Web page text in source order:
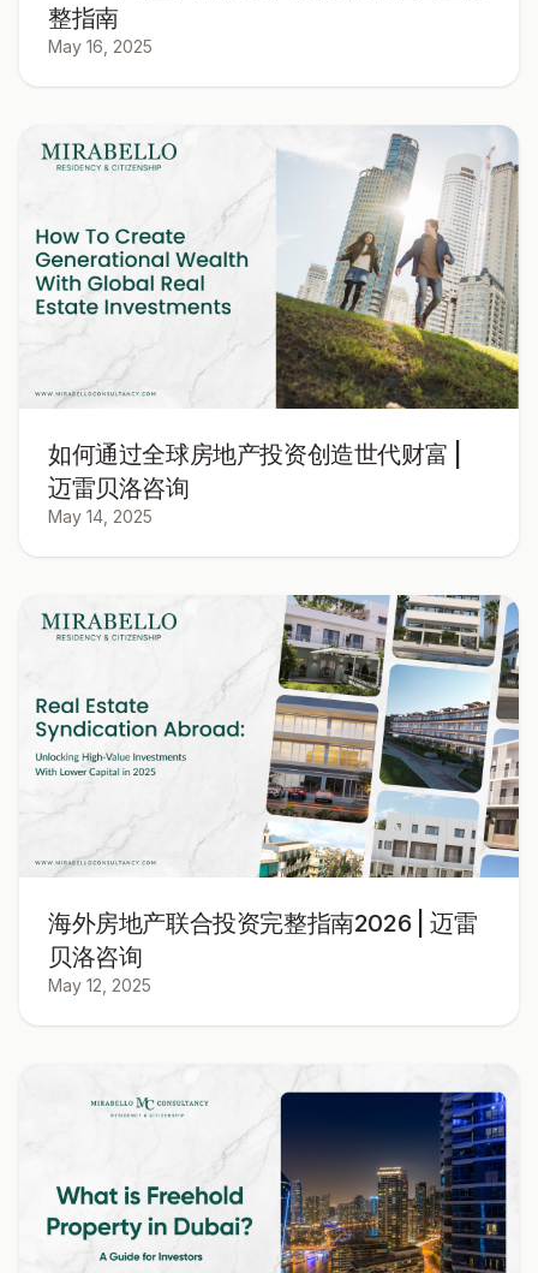
整指南
May 16, 2025
如何通过全球房地产投资创造世代财富 |
迈雷贝洛咨询
May 14, 2025
海外房地产联合投资完整指南2026 | 迈雷
贝洛咨询
May 12, 2025